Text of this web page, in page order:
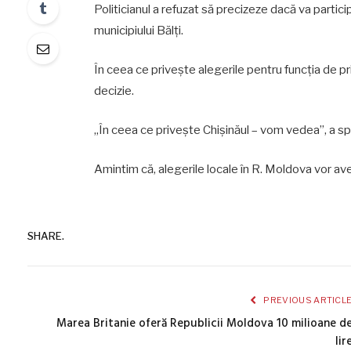
Politicianul a refuzat să precizeze dacă va
municipiului Bălți.
În ceea ce privește alegerile pentru funcția de
decizie.
„În ceea ce privește Chișinăul – vom vedea”, a
Amintim că, alegerile locale în R. Moldova vor
SHARE.
PREVIOUS
Marea Britanie oferă Republicii Moldova 10 milioane